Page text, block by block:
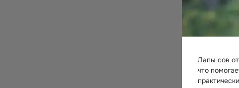
Лапы сов
что